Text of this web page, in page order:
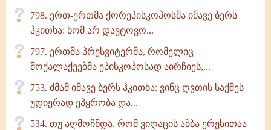
798. ერთ-ერთმა ქორეპისკოპოსმა იმავე ბერს
ჰკითხა: ხომ არ დავტოვო...
797. ერთმა პრესვიტერმა, რომელიც
მოქალაქეებმა ეპისკოპოსად აირჩიეს,...
753. ძმამ იმავე ბერს ჰკითხა: ვინც ღვთის საქმეს
უდიერად ეპყრობა და...
534. თუ აღმოჩნდა, რომ ვიღაცის აბბა ერესითაა